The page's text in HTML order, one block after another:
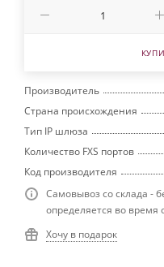
Производитель
Страна происхождения
Тип IP шлюза
Количество FXS портов
Код производителя
Самовывоз со склада -
определяется во время
Хочу в подарок